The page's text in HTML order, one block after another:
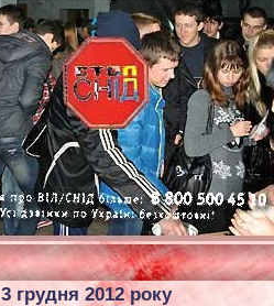
3 грудня 2012 року